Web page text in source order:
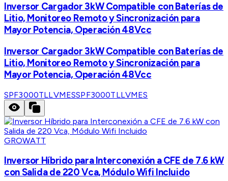
Inversor Cargador 3kW Compatible con Baterías de
Litio, Monitoreo Remoto y Sincronización para
Mayor Potencia, Operación 48Vcc
Inversor Cargador 3kW Compatible con Baterías de
Litio, Monitoreo Remoto y Sincronización para
Mayor Potencia, Operación 48Vcc
SPF3000TLLVMESSPF3000TLLVMES
GROWATT
Inversor Híbrido para Interconexión a CFE de 7.6 kW
con Salida de 220 Vca, Módulo Wifi Incluido